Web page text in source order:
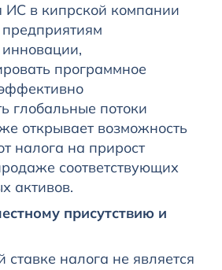
ИС в кипрской компании
предприятиям
программное
глобальные потоки
открывает возможность
налога на прирост
соответствующих
активов.
присутствию и
ставке налога не является